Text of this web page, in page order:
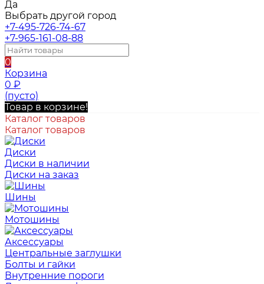
Да
Выбрать другой город
+7-495-726-74-67
+7-965-161-08-88
0
Корзина
0 ₽
(пусто)
Товар в корзине!
Каталог товаров
Каталог товаров
Диски
Диски в наличии
Диски на заказ
Шины
Мотошины
Аксессуары
Центральные заглушки
Болты и гайки
Внутренние пороги